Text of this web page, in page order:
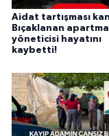
Aidat tartışması
Bıçaklanan
yöneticisi hayatını
kaybetti!